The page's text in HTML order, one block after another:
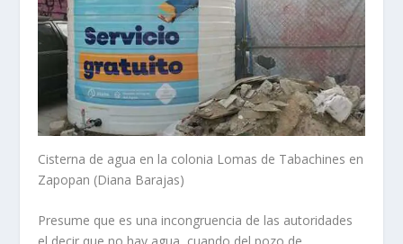
Cisterna de agua en la colonia Lomas de Tabachines en
Zapopan (Diana Barajas)
Presume que es una incongruencia de las autoridades